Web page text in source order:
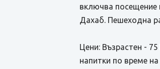
включва посещение
Дахаб. Пешеходна
Цени: Възрастен -
напитки по време